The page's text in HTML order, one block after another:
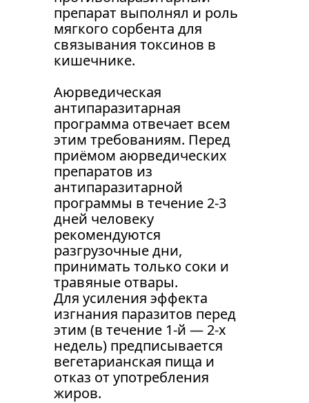
препарат выполнял и роль
мягкого сорбента для
связывания токсинов в
кишечнике.
Аюрведическая
антипаразитарная
программа отвечает всем
этим требованиям. Перед
приёмом аюрведических
препаратов из
антипаразитарной
программы в течение 2-3
дней человеку
рекомендуются
разгрузочные дни,
принимать только соки и
травяные отвары.
Для усиления эффекта
изгнания паразитов перед
этим (в течение 1-й — 2-х
недель) предписывается
вегетарианская пища и
отказ от употребления
жиров.